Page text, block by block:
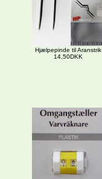
Hjælpepinde til Aranstrik
14,50DKK